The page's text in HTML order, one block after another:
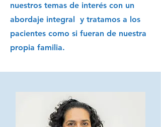
nuestros temas de interés con un
abordaje integral y tratamos a los
pacientes como si fueran de nuestra
propia familia.